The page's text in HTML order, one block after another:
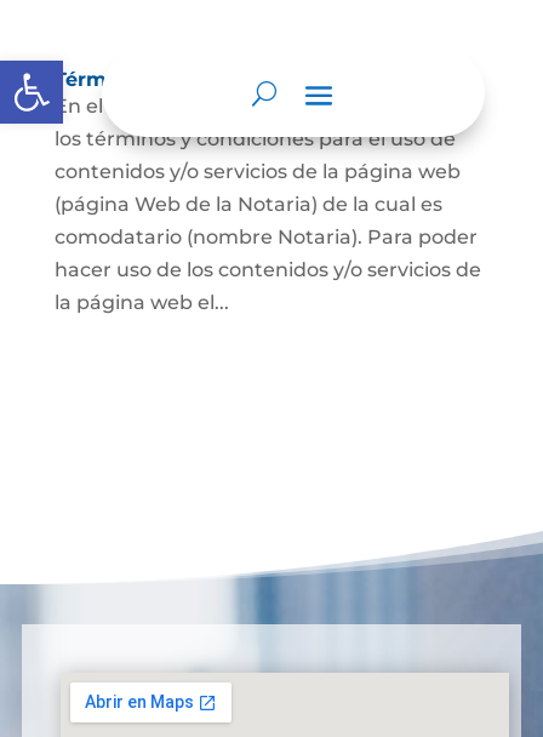
Abrir barra de herramientas
Términos y condiciones
En el presente documento se establecen
los términos y condiciones para el uso de
contenidos y/o servicios de la página web
(página Web de la Notaria) de la cual es
comodatario (nombre Notaria). Para poder
hacer uso de los contenidos y/o servicios de
la página web el...